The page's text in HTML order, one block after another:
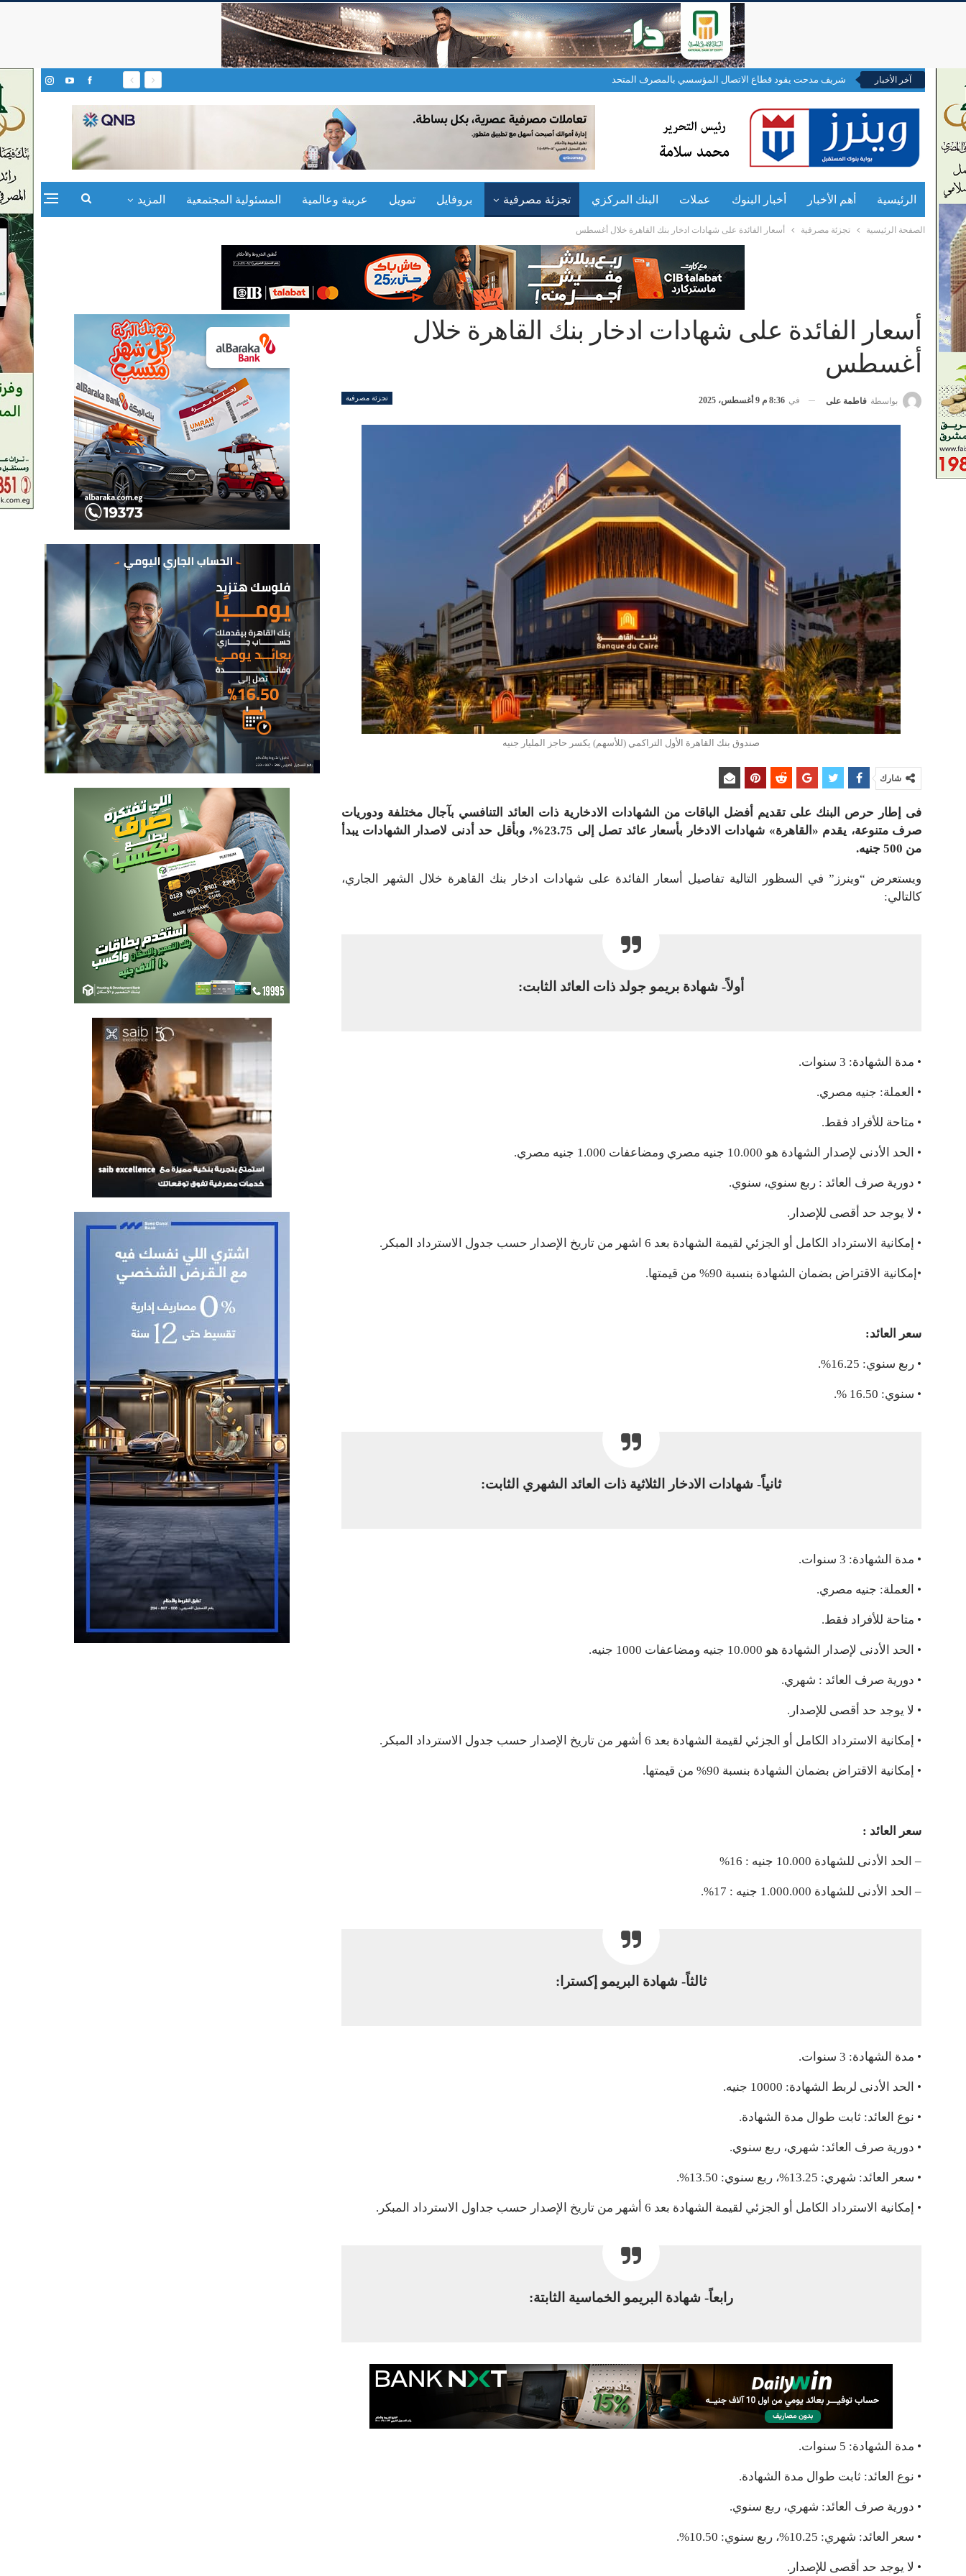
آخر الأخبار شريف مدحت يقود قطاع الاتصال المؤسسي بالمصرف المتحد
الرئيسية أهم الأخبار أخبار البنوك عملات البنك المركزي تجزئة مصرفية بروفايل تمويل عربية وعالمية المسئولية المجتمعية المزيد
الصفحة الرئيسية تجزئة مصرفية أسعار الفائدة على شهادات ادخار بنك القاهرة خلال أغسطس
أسعار الفائدة على شهادات ادخار بنك القاهرة خلال
أغسطس
تجزئة مصرفية بواسطة فاطمة على في 8:36 م 9 أغسطس، 2025
صندوق بنك القاهرة الأول التراكمي (للأسهم) يكسر حاجز المليار جنيه
شارك
فى إطار حرص البنك على تقديم أفضل الباقات من الشهادات الادخارية ذات العائد التنافسي بآجال مختلفة ودوريات
صرف متنوعة، يقدم «القاهرة» شهادات الادخار بأسعار عائد تصل إلى 23.75%، وبأقل حد أدنى لاصدار الشهادات يبدأ
من 500 جنيه.
ويستعرض “وينرز” في السظور التالية تفاصيل أسعار الفائدة على شهادات ادخار بنك القاهرة خلال الشهر الجاري،
كالتالي:
أولاً- شهادة بريمو جولد ذات العائد الثابت:
• مدة الشهادة: 3 سنوات.
• العملة: جنيه مصري.
• متاحة للأفراد فقط.
• الحد الأدنى لإصدار الشهادة هو 10.000 جنيه مصري ومضاعفات 1.000 جنيه مصري.
• دورية صرف العائد : ربع سنوي، سنوي.
• لا يوجد حد أقصى للإصدار.
• إمكانية الاسترداد الكامل أو الجزئي لقيمة الشهادة بعد 6 اشهر من تاريخ الإصدار حسب جدول الاسترداد المبكر.
•إمكانية الاقتراض بضمان الشهادة بنسبة 90% من قيمتها.
سعر العائد:
• ربع سنوي: 16.25%.
• سنوي: 16.50 %.
ثانياً- شهادات الادخار الثلاثية ذات العائد الشهري الثابت:
• مدة الشهادة: 3 سنوات.
• العملة: جنيه مصري.
• متاحة للأفراد فقط.
• الحد الأدنى لإصدار الشهادة هو 10.000 جنيه ومضاعفات 1000 جنيه.
• دورية صرف العائد : شهري.
• لا يوجد حد أقصى للإصدار.
• إمكانية الاسترداد الكامل أو الجزئي لقيمة الشهادة بعد 6 أشهر من تاريخ الإصدار حسب جدول الاسترداد المبكر.
• إمكانية الاقتراض بضمان الشهادة بنسبة 90% من قيمتها.
سعر العائد :
– الحد الأدنى للشهادة 10.000 جنيه : 16%
– الحد الأدنى للشهادة 1.000.000 جنيه : 17%.
ثالثاً- شهادة البريمو إكسترا:
• مدة الشهادة: 3 سنوات.
• الحد الأدنى لربط الشهادة: 10000 جنيه.
• نوع العائد: ثابت طوال مدة الشهادة.
• دورية صرف العائد: شهري، ربع سنوي.
• سعر العائد: شهري: 13.25%، ربع سنوي: 13.50%.
• إمكانية الاسترداد الكامل أو الجزئي لقيمة الشهادة بعد 6 أشهر من تاريخ الإصدار حسب جداول الاسترداد المبكر.
رابعاً- شهادة البريمو الخماسية الثابتة:
• مدة الشهادة: 5 سنوات.
• نوع العائد: ثابت طوال مدة الشهادة.
• دورية صرف العائد: شهري، ربع سنوي.
• سعر العائد: شهري: 10.25%، ربع سنوي: 10.50%.
• لا يوجد حد أقصى للإصدار.